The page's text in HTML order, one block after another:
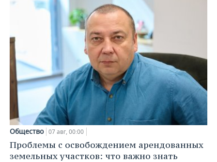
Общество 07 авг, 00:00
Проблемы с освобождением арендованных
земельных участков: что важно знать